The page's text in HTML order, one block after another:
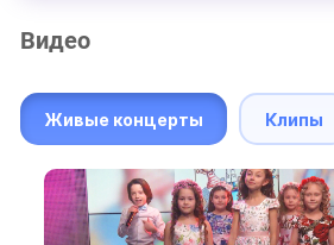
Видео
Живые концерты Клипы